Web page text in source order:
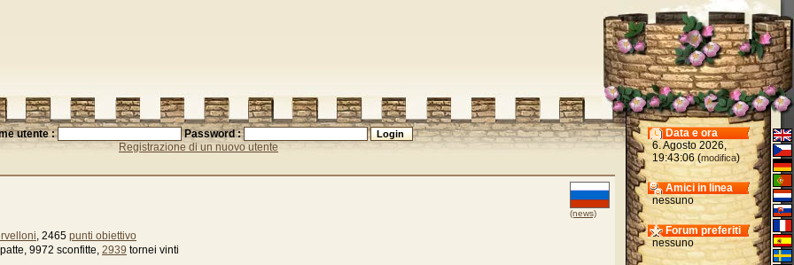
utente :
Password :
Registrazione di un nuovo utente
(news)
, 2465 punti obiettivo
9972 sconfitte, 2939 tornei vinti
Data e ora
6. Agosto 2026,
19:43:06 (modifica)
Amici in linea
nessuno
Forum preferiti
nessuno